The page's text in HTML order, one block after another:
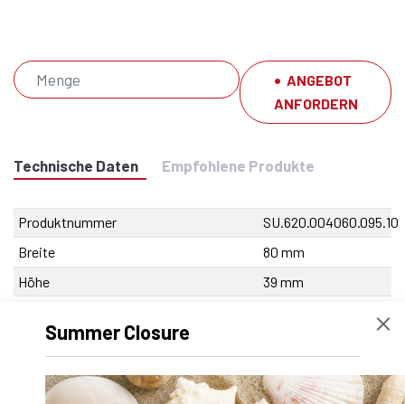
ANGEBOT
ANFORDERN
Technische Daten Empfohlene Produkte
Produktnummer
SU.620.004060.095.10
Breite
80 mm
Höhe
39 mm
Produkt-Bezeichnung
mm
Nettogewicht
1761.3 g
Summer Closure